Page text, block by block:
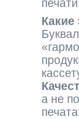
Какие
а не